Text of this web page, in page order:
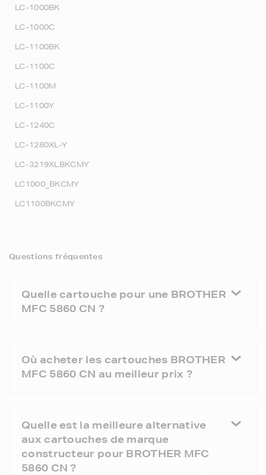
LC-1000BK
LC-1000C
LC-1100BK
LC-1100C
LC-1100M
LC-1100Y
LC-1240C
LC-1280XL-Y
LC-3219XLBKCMY
LC1000_BKCMY
LC1100BKCMY
Questions fréquentes
Quelle cartouche pour une BROTHER
MFC 5860 CN ?
Où acheter les cartouches BROTHER
MFC 5860 CN au meilleur prix ?
Quelle est la meilleure alternative
aux cartouches de marque
constructeur pour BROTHER MFC
5860 CN ?